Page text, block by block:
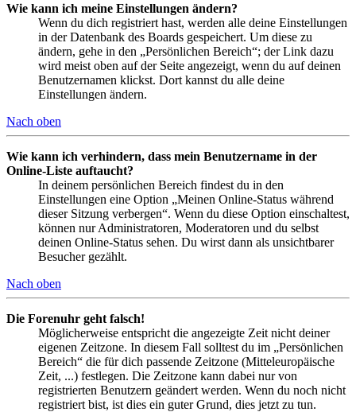
Wie kann ich meine Einstellungen ändern?
Wenn du dich registriert hast, werden alle deine Einstellungen
in der Datenbank des Boards gespeichert. Um diese zu
ändern, gehe in den „Persönlichen Bereich“; der Link dazu
wird meist oben auf der Seite angezeigt, wenn du auf deinen
Benutzernamen klickst. Dort kannst du alle deine
Einstellungen ändern.
Nach oben
Wie kann ich verhindern, dass mein Benutzername in der
Online-Liste auftaucht?
In deinem persönlichen Bereich findest du in den
Einstellungen eine Option „Meinen Online-Status während
dieser Sitzung verbergen“. Wenn du diese Option einschaltest,
können nur Administratoren, Moderatoren und du selbst
deinen Online-Status sehen. Du wirst dann als unsichtbarer
Besucher gezählt.
Nach oben
Die Forenuhr geht falsch!
Möglicherweise entspricht die angezeigte Zeit nicht deiner
eigenen Zeitzone. In diesem Fall solltest du im „Persönlichen
Bereich“ die für dich passende Zeitzone (Mitteleuropäische
Zeit, ...) festlegen. Die Zeitzone kann dabei nur von
registrierten Benutzern geändert werden. Wenn du noch nicht
registriert bist, ist dies ein guter Grund, dies jetzt zu tun.